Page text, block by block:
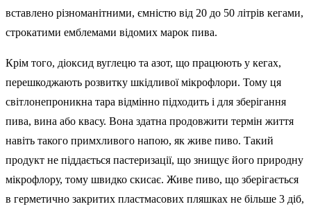
вставлено різноманітними, ємністю від 20 до 50 літрів кегами,
строкатими емблемами відомих марок пива.
Крім того, діоксид вуглецю та азот, що працюють у кегах,
перешкоджають розвитку шкідливої ​​мікрофлори. Тому ця
світлонепроникна тара відмінно підходить і для зберігання
пива, вина або квасу. Вона здатна продовжити термін життя
навіть такого примхливого напою, як живе пиво. Такий
продукт не піддається пастеризації, що знищує його природну
мікрофлору, тому швидко скисає. Живе пиво, що зберігається
в герметично закритих пластмасових пляшках не більше 3 діб,